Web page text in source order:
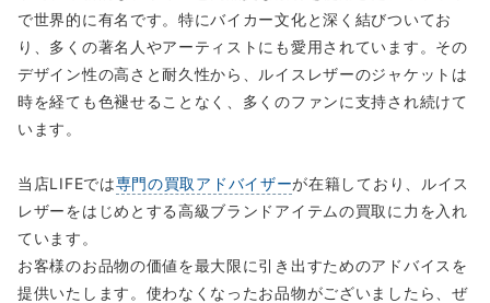
で世界的に有名です。特にバイカー文化と深く結びついてお
り、多くの著名人やアーティストにも愛用されています。その
デザイン性の高さと耐久性から、ルイスレザーのジャケットは
時を経ても色褪せることなく、多くのファンに支持され続けて
います。
当店LIFEでは専門の買取アドバイザーが在籍しており、ルイス
レザーをはじめとする高級ブランドアイテムの買取に力を入れ
ています。
お客様のお品物の価値を最大限に引き出すためのアドバイスを
提供いたします。使わなくなったお品物がございましたら、ぜ